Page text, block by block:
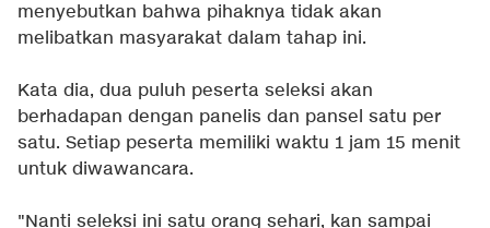
menyebutkan bahwa pihaknya tidak akan
melibatkan masyarakat dalam tahap ini.
Kata dia, dua puluh peserta seleksi akan
berhadapan dengan panelis dan pansel satu per
satu. Setiap peserta memiliki waktu 1 jam 15 menit
untuk diwawancara.
"Nanti seleksi ini satu orang sehari, kan sampai